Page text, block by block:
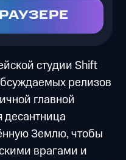
студии Shift
релизов
главной
десантница
Землю, чтобы
врагами и